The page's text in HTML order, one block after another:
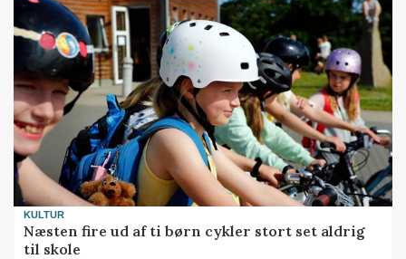
KULTUR
Næsten fire ud af ti børn cykler stort set aldrig
til skole